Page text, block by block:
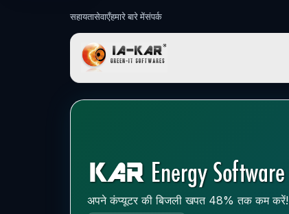
सहायतासेवाएँहमारे बारे मेंसंपर्क
अपने कंप्यूटर की बिजली खपत 48% तक कम करें!